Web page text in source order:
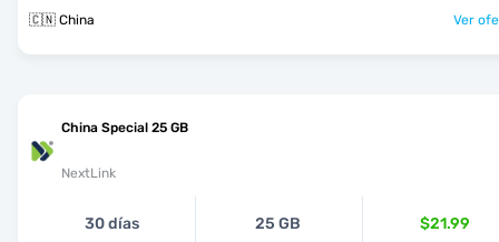
🇨🇳 China Ver
China Special 25 GB
NextLink
30 días 25 GB $21.99